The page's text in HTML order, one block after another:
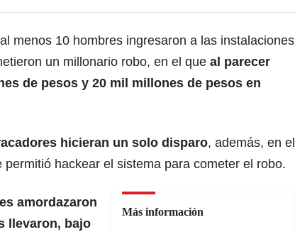
menos 10 hombres ingresaron a las instalaciones
un millonario robo, en el que al parecer
de pesos y 20 mil millones de pesos en
hicieran un solo disparo, además, en el
hackear el sistema para cometer el robo.
Más información
amordazaron
llevaron, bajo